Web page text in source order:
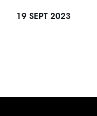
krachtpatser in de
draagt flink bij aan
19 SEPT 2023